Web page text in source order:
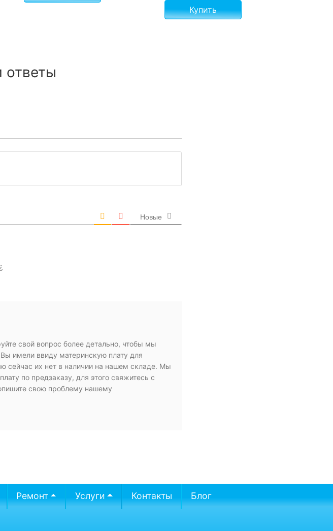
Купить
ответы
Новые
свой вопрос более детально, чтобы мы
имели ввиду материнскую плату для
сейчас их нет в наличии на нашем складе. Мы
по предзаказу, для этого свяжитесь с
свою проблему нашему
Ремонт Услуги Контакты Блог